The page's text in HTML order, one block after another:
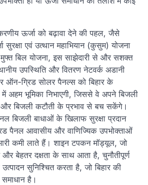
ऊर्जा को बढ़ावा देने की पहल, जैसे
सुरक्षा एवं उत्थान महाभियान (कुसुम) योजना
मुफ्त बिल योजना, इस साझेदारी से और सशक्त
उपस्थिति और वितरण नेटवर्क अडानी
ग्रिड सोलर पैनल्स को बिहार के
अहम भूमिका निभाएगी, जिससे वे अपने बिजली
बिजली कटौती के प्रभाव से बच सकेंगे।
बिजली बाधाओं के खिलाफ सुरक्षा प्रदान
पैनल आवासीय और वाणिज्यिक उपभोक्ताओं
कमी लाते हैं। शाइन टपकन मॉड्यूल, जो
बेहतर दक्षता के साथ आता है, चुनौतीपूर्ण
सुनिश्चित करता है, जो बिहार की
है।